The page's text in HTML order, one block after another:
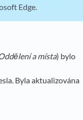
Edge.
a místa) bylo
Byla aktualizována